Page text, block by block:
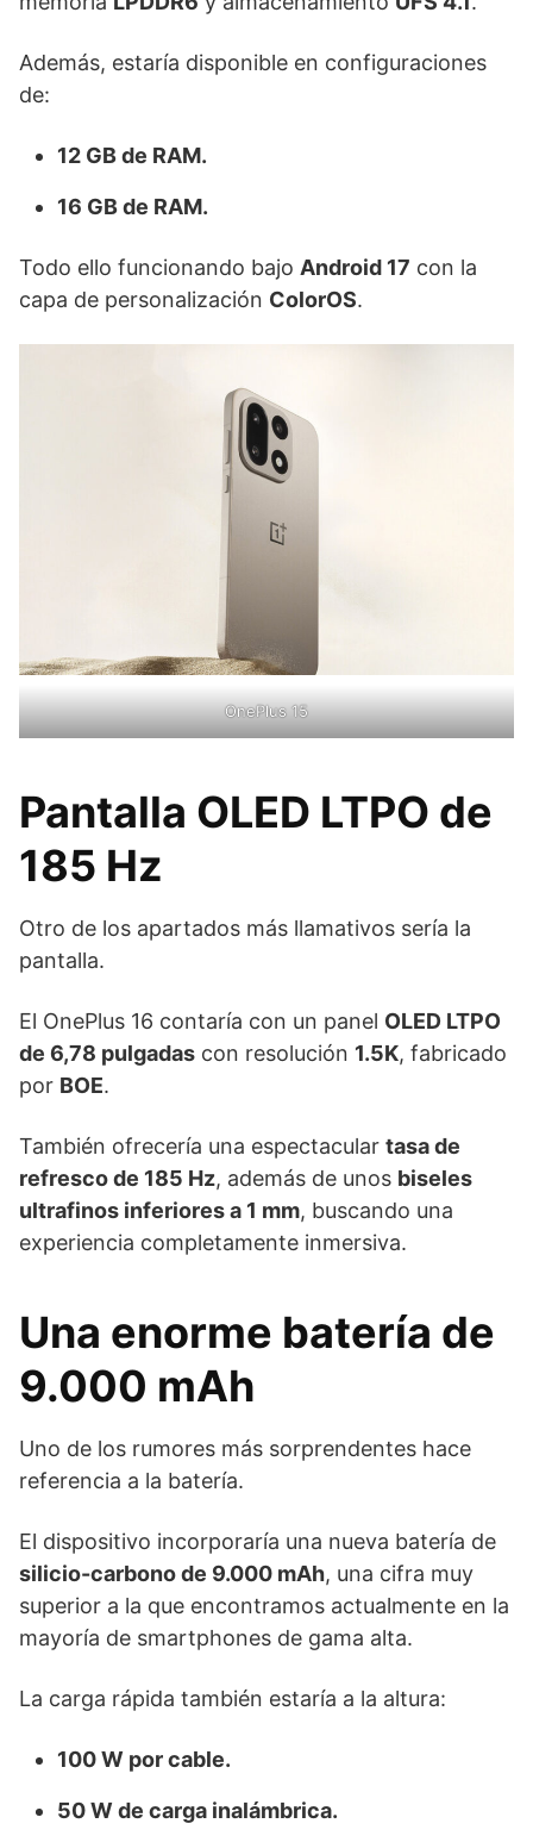
Además, estaría disponible en configuraciones
de:
12 GB de RAM.
16 GB de RAM.
Todo ello funcionando bajo Android 17 con la
capa de personalización ColorOS.
OnePlus 15
Pantalla OLED LTPO de
185 Hz
Otro de los apartados más llamativos sería la
pantalla.
El OnePlus 16 contaría con un panel OLED LTPO
de 6,78 pulgadas con resolución 1.5K, fabricado
por BOE.
También ofrecería una espectacular tasa de
refresco de 185 Hz, además de unos biseles
ultrafinos inferiores a 1 mm, buscando una
experiencia completamente inmersiva.
Una enorme batería de
9.000 mAh
Uno de los rumores más sorprendentes hace
referencia a la batería.
El dispositivo incorporaría una nueva batería de
silicio-carbono de 9.000 mAh, una cifra muy
superior a la que encontramos actualmente en la
mayoría de smartphones de gama alta.
La carga rápida también estaría a la altura:
100 W por cable.
50 W de carga inalámbrica.